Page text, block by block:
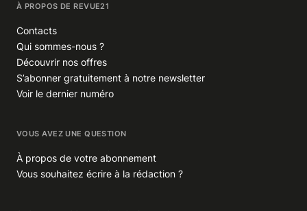
À PROPOS DE REVUE21
Contacts
Qui sommes-nous ?
Découvrir nos offres
S’abonner gratuitement à notre newsletter
Voir le dernier numéro
VOUS AVEZ UNE QUESTION
À propos de votre abonnement
Vous souhaitez écrire à la rédaction ?